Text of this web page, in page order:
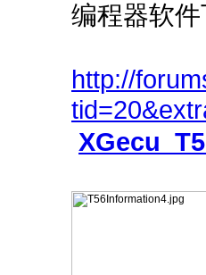
编程器软
http://